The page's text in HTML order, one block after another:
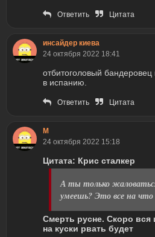
Ответить Цитата
инсайдер киева
24 октября 2022 18:41
отбитоголовый
в испанию.
Ответить Цитата
M
24 октября 2022 15:18
Цитата: Крис сталкер
А ты только
умеешь? Это все на
Смерть русне. Скоро вся
на куски рвать будет